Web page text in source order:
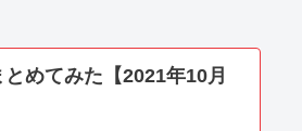
めてみた【2021年10月